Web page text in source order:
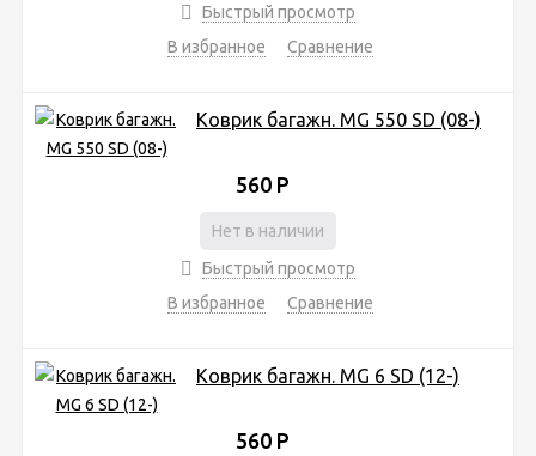
Быстрый просмотр
В избранное
Сравнение
Коврик багажн. MG 550 SD (08-)
560 Р
Нет в наличии
Быстрый просмотр
В избранное
Сравнение
Коврик багажн. MG 6 SD (12-)
560 Р